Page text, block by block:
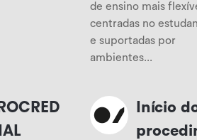
de ensino mais
centradas no
e suportadas por
ambientes...
Início